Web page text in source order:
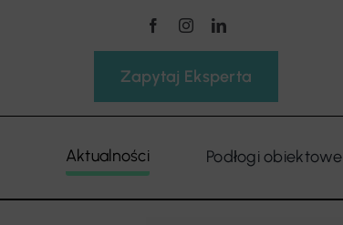
Zapytaj Eksperta
Aktualności Podłogi obiektowe